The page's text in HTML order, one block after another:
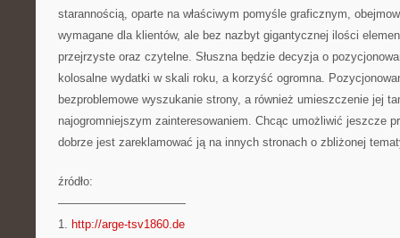
starannością, oparte na właściwym pomyśle graficznym,
wymagane dla klientów, ale bez nazbyt gigantycznej ilości
przejrzyste oraz czytelne. Słuszna będzie decyzja o
kolosalne wydatki w skali roku, a korzyść ogromna.
bezproblemowe wyszukanie strony, a również umieszczenie jej
najogromniejszym zainteresowaniem. Chcąc umożliwić jeszcze
dobrze jest zareklamować ją na innych stronach o zbliżonej
źródło:
———————————
1. http://arge-tsv1860.de